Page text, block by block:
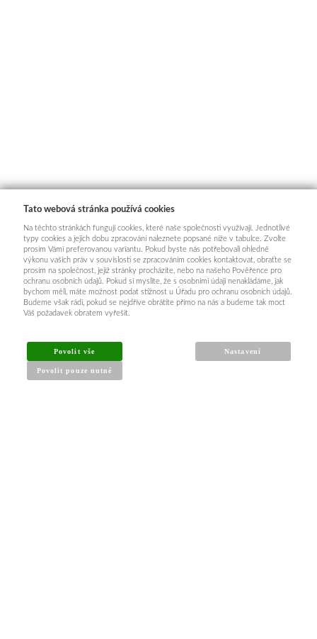
INFORMACE PRO KUPUJÍCÍ
Obchodní podmínky
Tato webová stránka používá cookies
Na těchto stránkách fungují cookies, které naše společnosti využívají. Jednotlivé
typy cookies a jejich dobu zpracování naleznete popsané níže v tabulce. Zvolte
prosím Vámi preferovanou variantu. Pokud byste nás potřebovali ohledně
výkonu vašich práv v souvislosti se zpracováním cookies kontaktovat, obraťte se
prosím na společnost, jejíž stránky procházíte, nebo na našeho Pověřence pro
ochranu osobních údajů. Pokud si myslíte, že s osobními údaji nenakládáme, jak
bychom měli, máte možnost podat stížnost u Úřadu pro ochranu osobních údajů.
Budeme však rádi, pokud se nejdříve obrátíte přímo na nás a budeme tak moct
Váš požadavek obratem vyřešit.
Povolit vše
Povolit pouze nutné
Nastavení